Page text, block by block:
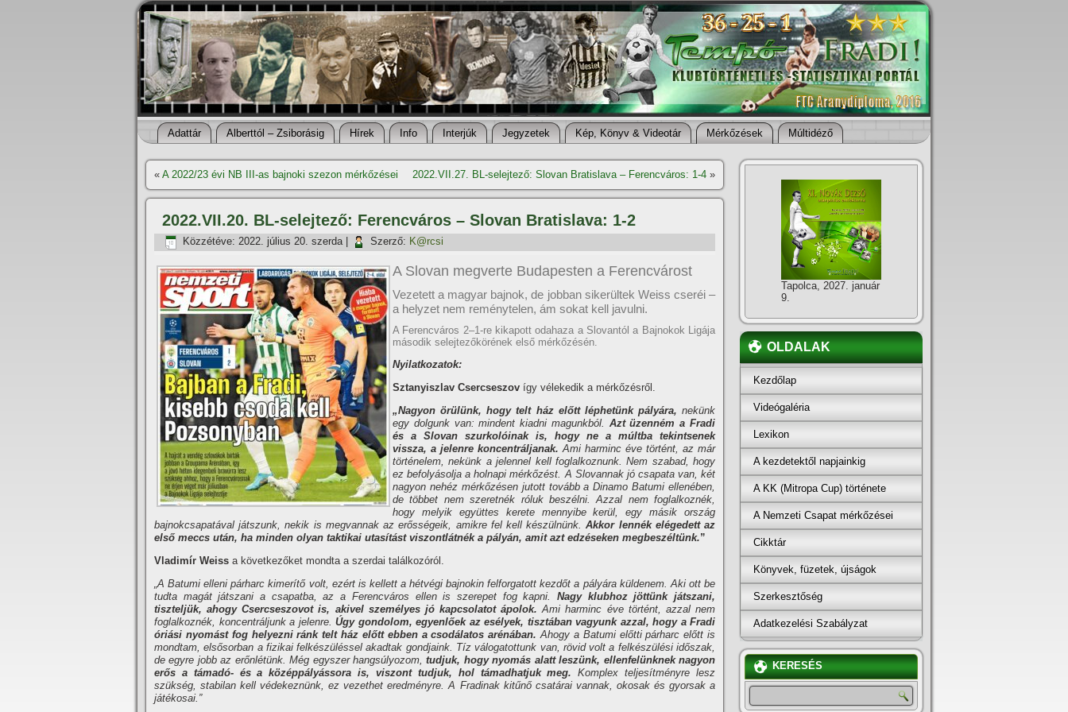
Adattár Alberttól – Zsiborásig Hí­rek Info Interjúk Jegyzetek Kép, Könyv & Videotár Mérkőzések Múltidéző
« A 2022/23 évi NB III-as bajnoki szezon mérkőzései 2022.VII.27. BL-selejtező: Slovan Bratislava – Ferencváros: 1-4 »
2022.VII.20. BL-selejtező: Ferencváros – Slovan Bratislava: 1-2
Közzétéve: 2022. július 20. szerda| Szerző: K@rcsi
A Slovan megverte Budapesten a Ferencvárost
Vezetett a magyar bajnok, de jobban sikerültek Weiss cseréi –
a helyzet nem reménytelen, ám sokat kell javulni.
A Ferencváros 2–1-re kikapott odahaza a Slovantól a Bajnokok Ligája
második selejtezőkörének első mérkőzésén.
Nyilatkozatok:
Sztanyiszlav Csercseszov így vélekedik a mérkőzésről.
„Nagyon örülünk, hogy telt ház előtt léphetünk pályára, nekünk
egy dolgunk van: mindent kiadni magunkból. Azt üzenném a Fradi
és a Slovan szurkolóinak is, hogy ne a múltba tekintsenek
vissza, a jelenre koncentráljanak.Ami harminc éve történt, az már
történelem, nekünk a jelennel kell foglalkoznunk. Nem szabad, hogy
ez befolyásolja a holnapi mérkőzést.A Slovannak jó csapata van, két
nagyon nehéz mérkőzésen jutott tovább a Dinamo Batumi ellenében,
de többet nem szeretnék róluk beszélni. Azzal nem foglalkoznék,
hogy melyik együttes kerete mennyibe kerül, egy másik ország
bajnokcsapatával játszunk, nekik is megvannak az erősségeik, amikre fel kell készülnünk. Akkor lennék elégedett az
első meccs után, ha minden olyan taktikai utasítást viszontlátnék a pályán, amit azt edzéseken megbeszéltünk.”
Vladimír Weiss a következőket mondta a szerdai találkozóról.
„A Batumi elleni párharc kimerítő volt, ezért is kellett a hétvégi bajnokin felforgatott kezdőt a pályára küldenem. Aki ott be
tudta magát játszani a csapatba, az a Ferencváros ellen is szerepet fog kapni. Nagy klubhoz jöttünk játszani,
tiszteljük, ahogy Csercseszovot is, akivel személyes jó kapcsolatot ápolok. Ami harminc éve történt, azzal nem
foglalkoznék, koncentráljunk a jelenre. Úgy gondolom, egyenlőek az esélyek, tisztában vagyunk azzal, hogy a Fradi
óriási nyomást fog helyezni ránk telt ház előtt ebben a csodálatos arénában.Ahogy a Batumi előtti párharc előtt is
mondtam, elsősorban a fizikai felkészüléssel akadtak gondjaink. Tíz válogatottunk van, rövid volt a felkészülési időszak,
de egyre jobb az erőnlétünk. Még egyszer hangsúlyozom,tudjuk, hogy nyomás alatt leszünk, ellenfelünknek nagyon
erős a támadó- és a középpályássora is, viszont tudjuk, hol támadhatjuk meg.Komplex teljesítményre lesz
szükség, stabilan kell védekeznünk, ez vezethet eredményre. A Fradinak kitűnő csatárai vannak, okosak és gyorsak a
játékosai.”
Tapolca, 2027. január
9.
OLDALAK
Kezdőlap
Videógaléria
Lexikon
A kezdetektől napjainkig
A KK (Mitropa Cup) története
A Nemzeti Csapat mérkőzései
Cikktár
Könyvek, füzetek, újságok
Szerkesztőség
Adatkezelési Szabályzat
KERESÉS